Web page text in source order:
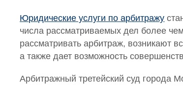
Юридические услуги по арбитражу
числа рассматриваемых дел более
рассматривать арбитраж, возникают
а также дает возможность
Арбитражный третейский суд города